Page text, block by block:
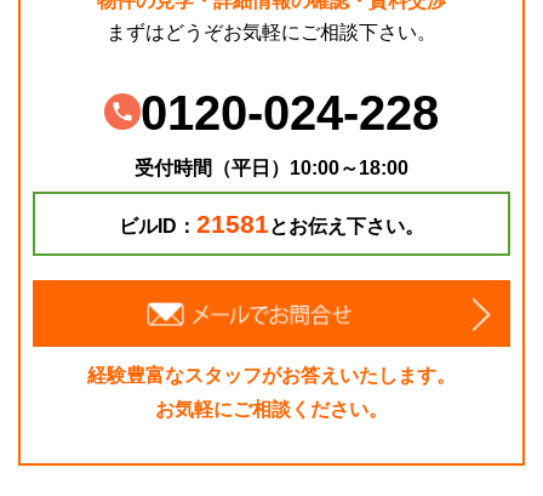
まずはどうぞお気軽にご相談下さい。
0120-024-228
受付時間（平日）10:00～18:00
ビルID： 21581とお伝え下さい。
経験豊富なスタッフがお答えいたします。
お気軽にご相談ください。